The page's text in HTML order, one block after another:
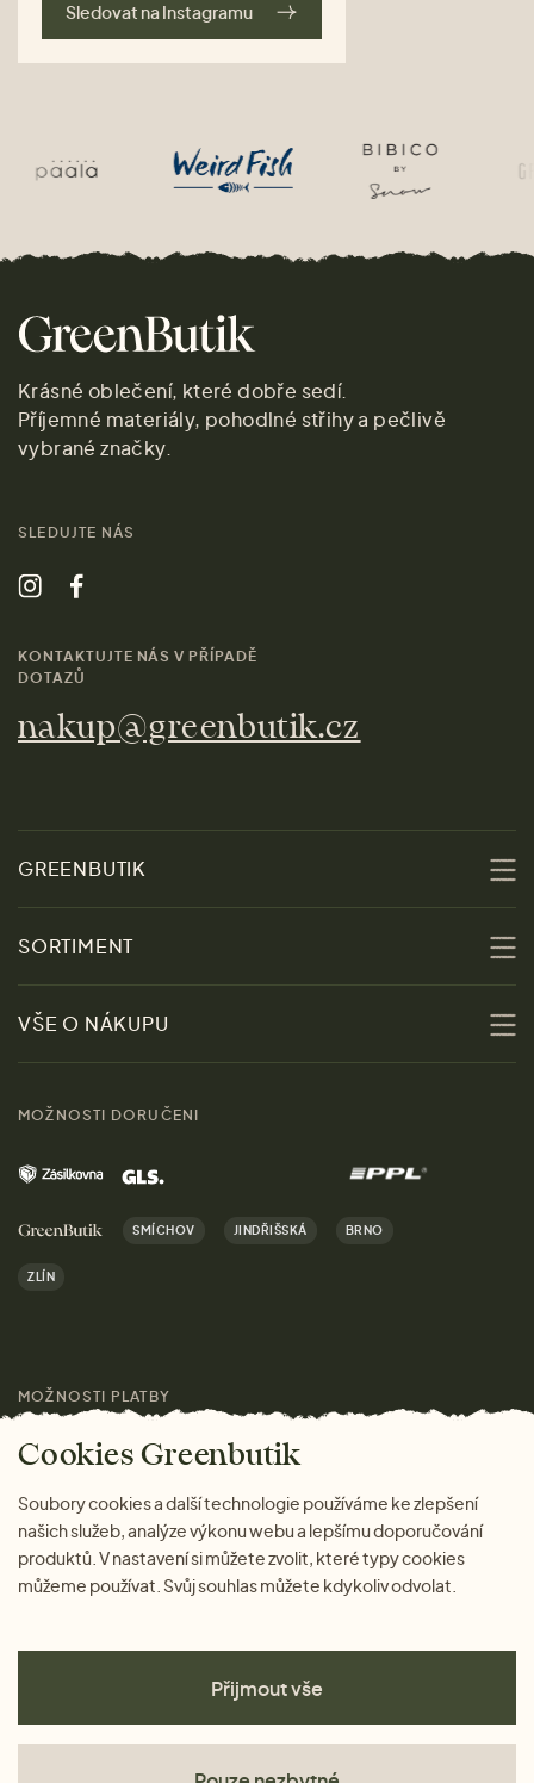
Sledovat na Instagramu
Krásné oblečení, které dobře sedí.
Příjemné materiály, pohodlné střihy a pečlivě
vybrané značky.
SLEDUJTE NÁS
KONTAKTUJTE NÁS V PŘÍPADĚ
DOTAZŮ
nakup@greenbutik.cz
GREENBUTIK
Udržitelnost
Obchody
Kontakt
Kariéra
Značky
Magazín
SORTIMENT
Slevy
Ženy
Muži
Domov
Dárky
VŠE O NÁKUPU
Výhody nákupu u nás
MOŽNOSTI DORUČENI
SMÍCHOV JINDŘIŠSKÁ BRNO
ZLÍN
MOŽNOSTI PLATBY
Cookies Greenbutik
Soubory cookies a další technologie používáme ke zlepšení
našich služeb, analýze výkonu webu a lepšímu doporučování
produktů. V nastavení si můžete zvolit, které typy cookies
můžeme používat. Svůj souhlas můžete kdykoliv odvolat.
Přijmout vše